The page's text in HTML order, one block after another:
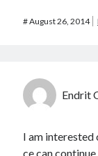
#August 26, 2014
Endrit
I am interested
ce can